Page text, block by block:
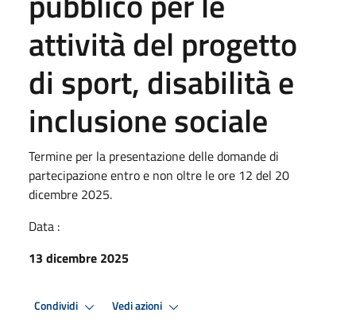
attività del progetto
di sport, disabilità e
inclusione sociale
Termine per la presentazione delle domande di
partecipazione entro e non oltre le ore 12 del 20
dicembre 2025.
Data :
13 dicembre 2025
Condividi Vedi azioni